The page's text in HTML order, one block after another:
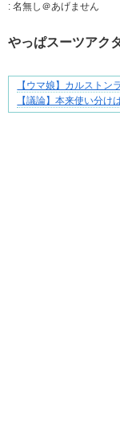
: 名無し＠あげません
やっぱスーツアク
三十路女子×後輩男子
【ウマ娘】カルストン
【議論】本来使い分け